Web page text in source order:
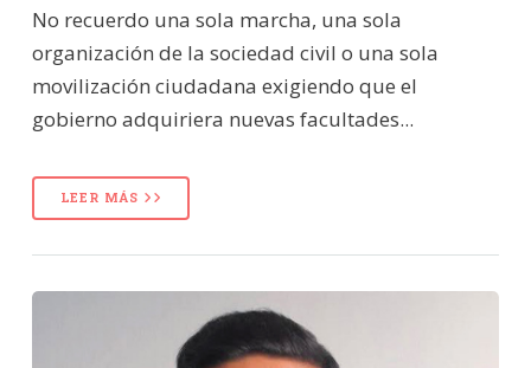
No recuerdo una sola marcha, una sola
organización de la sociedad civil o una sola
movilización ciudadana exigiendo que el
gobierno adquiriera nuevas facultades...
LEER MÁS